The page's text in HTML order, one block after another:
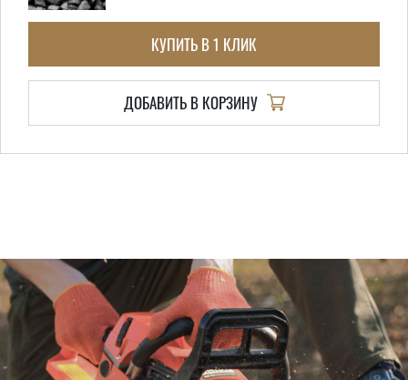
КУПИТЬ В 1 КЛИК
ДОБАВИТЬ В КОРЗИНУ